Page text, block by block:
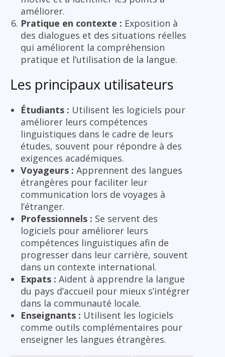
améliorer.
Pratique en contexte : Exposition à
des dialogues et des situations réelles
qui améliorent la compréhension
pratique et l’utilisation de la langue.
Les principaux utilisateurs
Étudiants : Utilisent les logiciels pour
améliorer leurs compétences
linguistiques dans le cadre de leurs
études, souvent pour répondre à des
exigences académiques.
Voyageurs : Apprennent des langues
étrangères pour faciliter leur
communication lors de voyages à
l’étranger.
Professionnels : Se servent des
logiciels pour améliorer leurs
compétences linguistiques afin de
progresser dans leur carrière, souvent
dans un contexte international.
Expats : Aident à apprendre la langue
du pays d’accueil pour mieux s’intégrer
dans la communauté locale.
Enseignants : Utilisent les logiciels
comme outils complémentaires pour
enseigner les langues étrangères.